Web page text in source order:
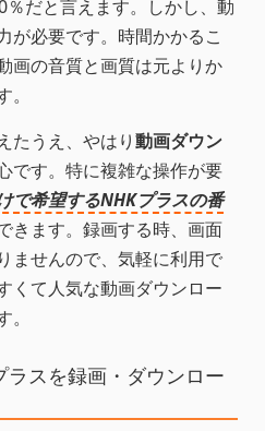
だと言えます。しかし、動
が必要です。時間かかるこ
画の音質と画質は元よりか
たうえ、やはり動画ダウン
です。特に複雑な操作が要
で希望するNHKプラスの番
きます。録画する時、画面
ませんので、気軽に利用で
くて人気な動画ダウンロー
スを録画・ダウンロー